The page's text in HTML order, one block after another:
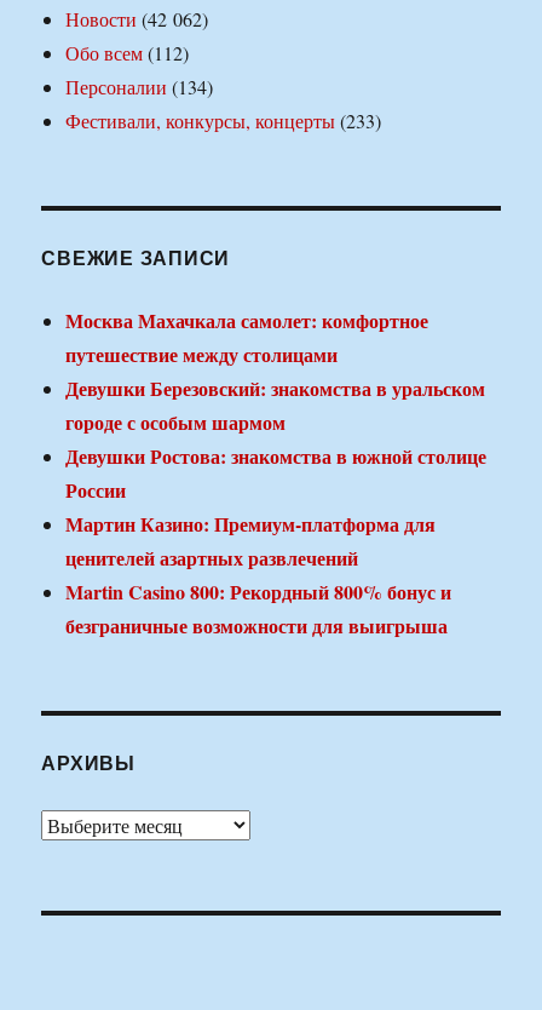
Новости (42 062)
Обо всем(112)
Персоналии (134)
Фестивали, конкурсы, концерты(233)
СВЕЖИЕ ЗАПИСИ
Москва Махачкала самолет: комфортное
путешествие между столицами
Девушки Березовский: знакомства в уральском
городе с особым шармом
Девушки Ростова: знакомства в южной столице
России
Мартин Казино: Премиум-платформа для
ценителей азартных развлечений
Martin Casino 800: Рекордный 800% бонус и
безграничные возможности для выигрыша
АРХИВЫ
Архивы